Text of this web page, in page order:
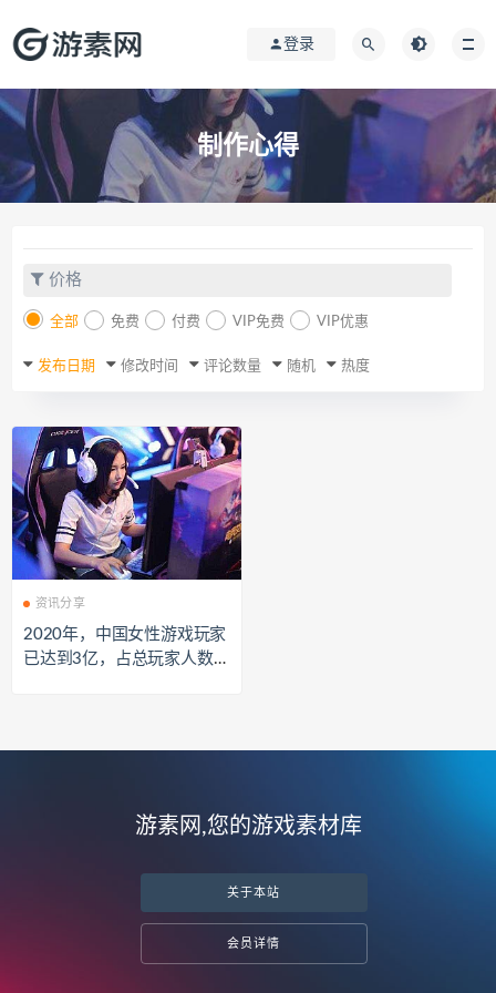
登录
制作心得
价格
全部 免费 付费 VIP免费 VIP优惠
发布日期 修改时间 评论数量 随机 热度
资讯分享
2020年，中国女性游戏玩家
已达到3亿，占总玩家人数的
游素网,您的游戏素材库
关于本站
会员详情